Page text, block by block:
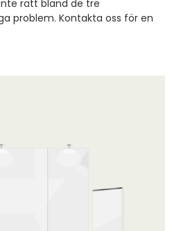
rätt bland de tre
problem. Kontakta oss för en